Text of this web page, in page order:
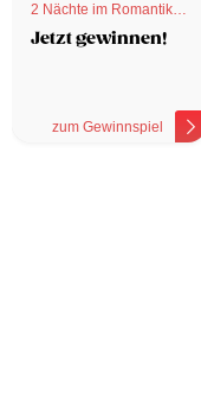
2 Nächte im Romantik
Hotel
Jetzt gewinnen!
zum Gewinnspiel